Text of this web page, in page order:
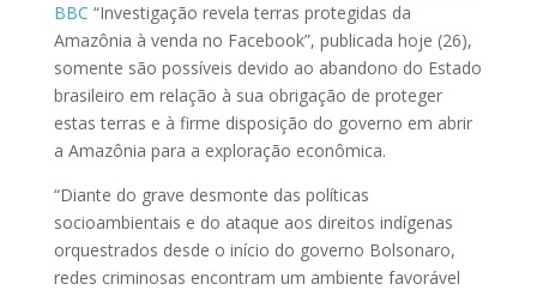
BBC “Investigação revela terras protegidas da
Amazônia à venda no Facebook”, publicada hoje (26),
somente são possíveis devido ao abandono do Estado
brasileiro em relação à sua obrigação de proteger
estas terras e à firme disposição do governo em abrir
a Amazônia para a exploração econômica.
“Diante do grave desmonte das políticas
socioambientais e do ataque aos direitos indígenas
orquestrados desde o início do governo Bolsonaro,
redes criminosas encontram um ambiente favorável